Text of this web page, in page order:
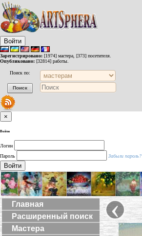
Войти
Зарегистрировано: [1974] мастера, [373] посетителя.
Опубликовано: [32814] работы.
Поиск по:
×
Войти
Логин
Пароль
Забыли пароль?
Войти
Главная
Расширенный поиск
Мастера
‹